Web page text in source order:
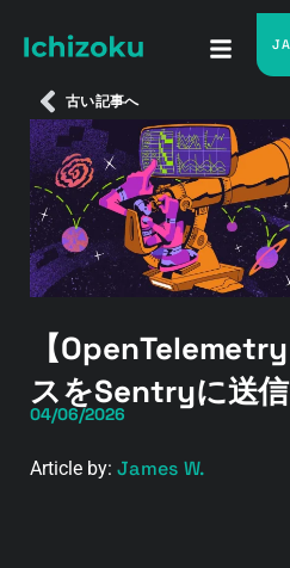
JA
古い記事へ
【
スをSentryに送信
04/06/2026
Article by: James W.